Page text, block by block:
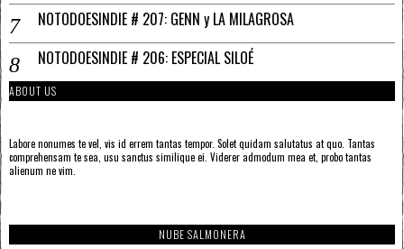
NOTODOESINDIE # 207: GENN y LA MILAGROSA
NOTODOESINDIE # 206: ESPECIAL SILOÉ
ABOUT US
Labore nonumes te vel, vis id errem tantas tempor. Solet quidam salutatus at quo. Tantas
comprehensam te sea, usu sanctus similique ei. Viderer admodum mea et, probo tantas
alienum ne vim.
NUBE SALMONERA